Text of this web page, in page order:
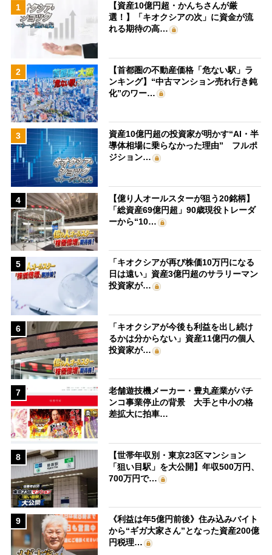
1
【資産10億円超・かんちさんが厳
選！】「キオクシアの次」に資金が流
れる期待の高…
2
【首都圏の不動産価格「危ない駅」ラ
ンキング】“中古マンション売れ行き鈍
化”のワー…
3
資産10億円超の投資家が明かす“AI・半
導体相場に乗らなかった理由” フルポ
ジション…
4
【億り人オールスターが狙う20銘柄】
「総資産69億円超」90歳現役トレーダ
ーから“10…
5
「キオクシアが再び株価10万円になる
日は遠い」資産3億円超のサラリーマン
投資家が…
6
「キオクシアが今後も利益を出し続け
るかは分からない」資産11億円の個人
投資家が…
7
老舗遊技機メーカー・豊丸産業がパチ
ンコ事業停止の背景 大手と中小の格
差拡大に拍車…
8
【世帯年収別・東京23区マンション
「狙い目駅」を大公開】年収500万円、
700万円で…
9
《利益は年5億円前後》住み込みバイト
から“ギガ大家さん”となった資産200億
円税理…